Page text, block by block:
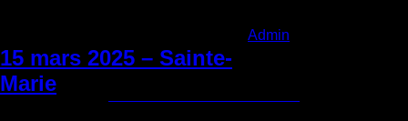
15 mars 2025 – Sainte-
Marie
Admin
de